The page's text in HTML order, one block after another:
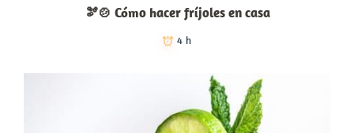
🫘🍲 Cómo hacer fríjoles en casa
4 h